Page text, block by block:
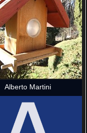
Alberto Martini